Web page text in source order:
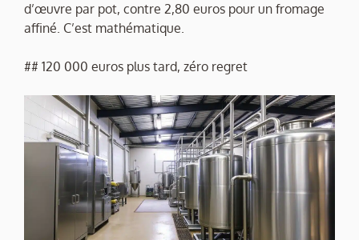
d’œuvre par pot, contre 2,80 euros pour un fromage
affiné. C’est mathématique.
## 120 000 euros plus tard, zéro regret